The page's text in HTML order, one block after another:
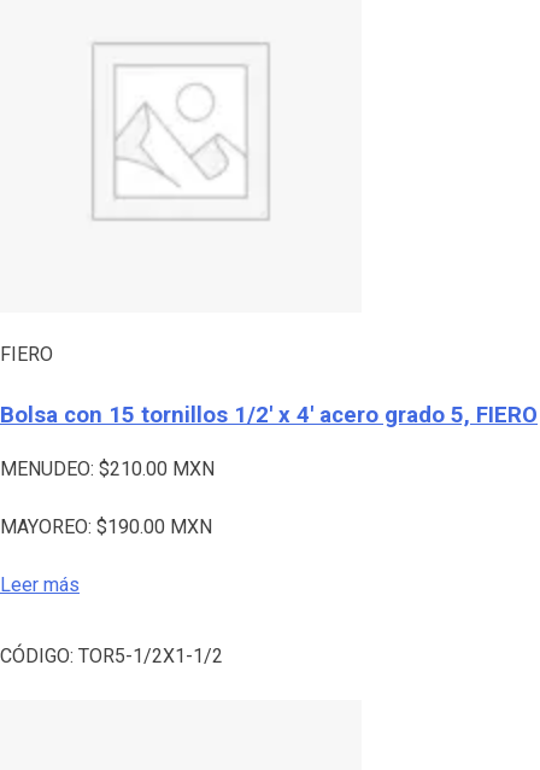
FIERO
Bolsa con 15 tornillos 1/2′ x 4′ acero grado 5, FIERO
MENUDEO: $210.00 MXN
MAYOREO: $190.00 MXN
Leer más
CÓDIGO: TOR5-1/2X1-1/2